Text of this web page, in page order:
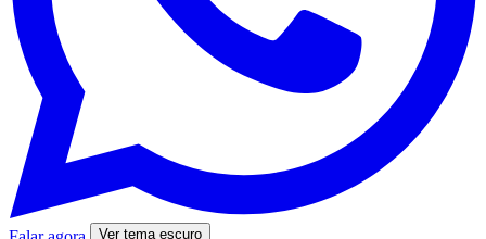
Ver tema escuro